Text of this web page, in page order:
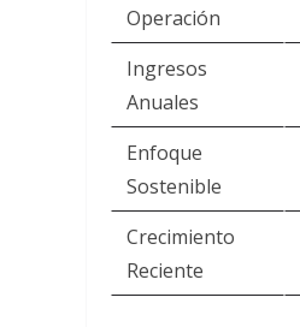
Operación
Ingresos
Anuales
Enfoque
Sostenible
Crecimiento
Reciente